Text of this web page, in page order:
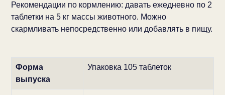
Рекомендации по кормлению: давать ежедневно по 2
таблетки на 5 кг массы животного. Можно
скармливать непосредственно или добавлять в пищу.
Форма
выпуска
Упаковка 105 таблеток